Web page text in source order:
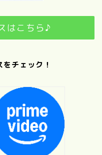
はこちら♪
チェック！